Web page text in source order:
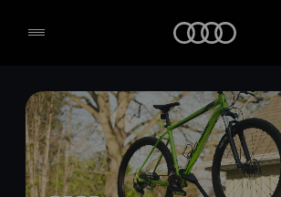
Sélectionner un concessionnaire